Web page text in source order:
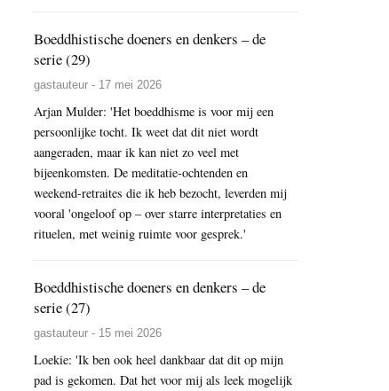
Boeddhistische doeners en denkers – de
serie (29)
gastauteur - 17 mei 2026
Arjan Mulder: 'Het boeddhisme is voor mij een
persoonlijke tocht. Ik weet dat dit niet wordt
aangeraden, maar ik kan niet zo veel met
bijeenkomsten. De meditatie-ochtenden en
weekend-retraites die ik heb bezocht, leverden mij
vooral 'ongeloof op – over starre interpretaties en
rituelen, met weinig ruimte voor gesprek.'
Boeddhistische doeners en denkers – de
serie (27)
gastauteur - 15 mei 2026
Loekie: 'Ik ben ook heel dankbaar dat dit op mijn
pad is gekomen. Dat het voor mij als leek mogelijk